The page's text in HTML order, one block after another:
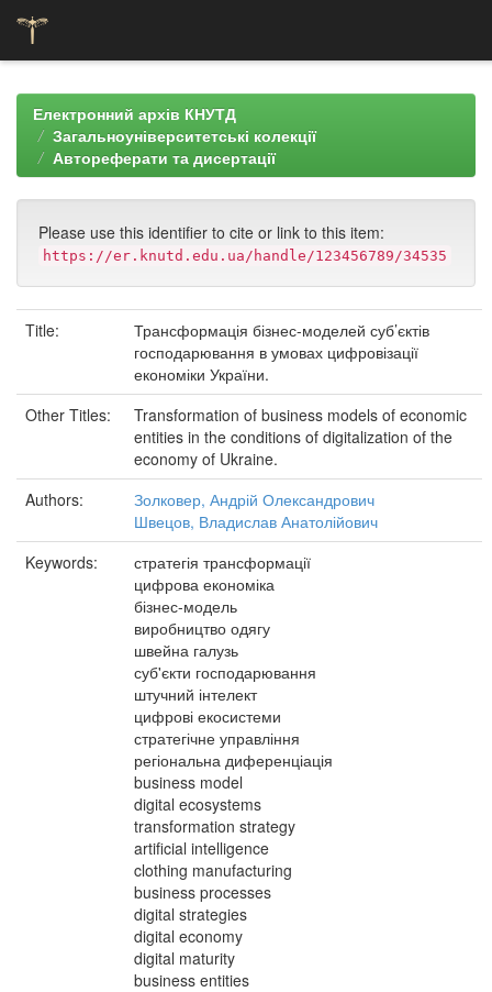
navigationЕлектронний архів КНУТД
Загальноуніверситетські колекції
Автореферати та дисертації
Please use this identifier to cite or link to this item:
https://er.knutd.edu.ua/handle/123456789/34535
Title:
Трансформація бізнес-моделей суб’єктів
господарювання в умовах цифровізації
економіки України.
Other Titles:
Transformation of business models of economic
entities in the conditions of digitalization of the
economy of Ukraine.
Authors:
Золковер, Андрій Олександрович
Швецов, Владислав Анатолійович
Keywords:
стратегія трансформації
цифрова економіка
бізнес-модель
виробництво одягу
швейна галузь
суб'єкти господарювання
штучний інтелект
цифрові екосистеми
стратегічне управління
регіональна диференціація
business model
digital ecosystems
transformation strategy
artificial intelligence
clothing manufacturing
business processes
digital strategies
digital economy
digital maturity
business entities